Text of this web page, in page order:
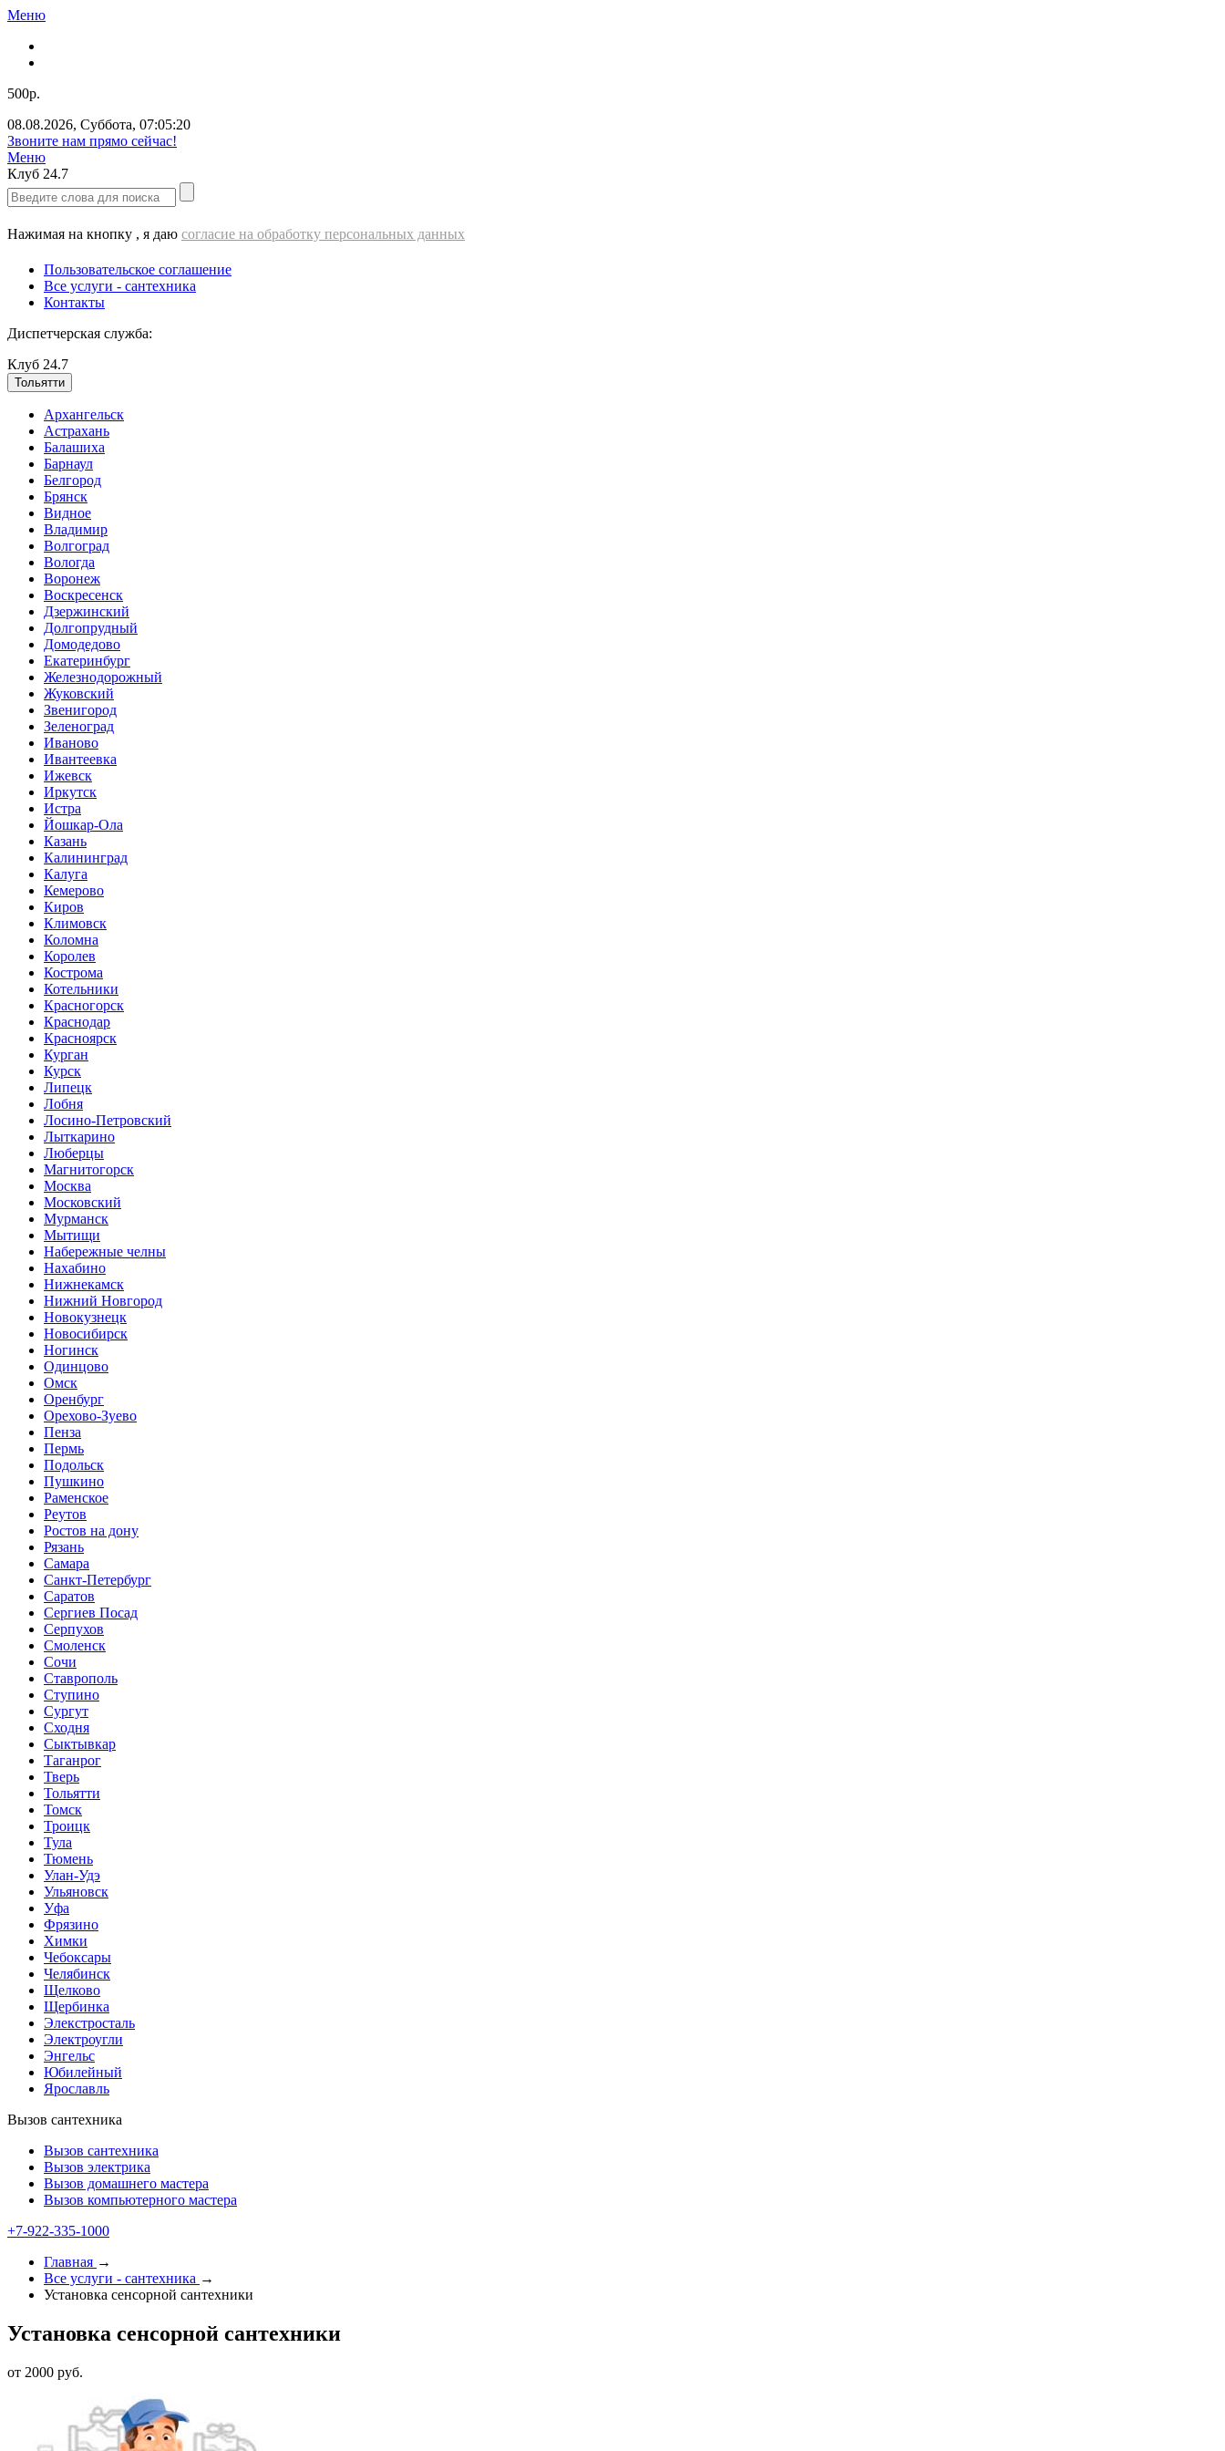
Меню
500р.
08.08.2026, Суббота, 07:05:20
Звоните нам прямо сейчас!
Меню
Клуб 24.7
Нажимая на кнопку , я даю согласие на обработку персональных данных
Пользовательское соглашение
Все услуги - cантехника
Контакты
Диспетчерская служба:
Клуб 24.7
Тольятти
Архангельск
Астрахань
Балашиха
Барнаул
Белгород
Брянск
Видное
Владимир
Волгоград
Вологда
Воронеж
Воскресенск
Дзержинский
Долгопрудный
Домодедово
Екатеринбург
Железнодорожный
Жуковский
Звенигород
Зеленоград
Иваново
Ивантеевка
Ижевск
Иркутск
Истра
Йошкар-Ола
Казань
Калининград
Калуга
Кемерово
Киров
Климовск
Коломна
Королев
Кострома
Котельники
Красногорск
Краснодар
Красноярск
Курган
Курск
Липецк
Лобня
Лосино-Петровский
Лыткарино
Люберцы
Магнитогорск
Москва
Московский
Мурманск
Мытищи
Набережные челны
Нахабино
Нижнекамск
Нижний Новгород
Новокузнецк
Новосибирск
Ногинск
Одинцово
Омск
Оренбург
Орехово-Зуево
Пенза
Пермь
Подольск
Пушкино
Раменское
Реутов
Ростов на дону
Рязань
Самара
Санкт-Петербург
Саратов
Сергиев Посад
Серпухов
Смоленск
Сочи
Ставрополь
Ступино
Сургут
Сходня
Сыктывкар
Таганрог
Тверь
Тольятти
Томск
Троицк
Тула
Тюмень
Улан-Удэ
Ульяновск
Уфа
Фрязино
Химки
Чебоксары
Челябинск
Щелково
Щербинка
Элекстросталь
Электроугли
Энгельс
Юбилейный
Ярославль
Вызов сантехника
Вызов сантехника
Вызов электрика
Вызов домашнего мастера
Вызов компьютерного мастера
+7-922-335-1000
Главная →
Все услуги - cантехника →
Установка сенсорной сантехники
Установка сенсорной сантехники
от 2000 руб.